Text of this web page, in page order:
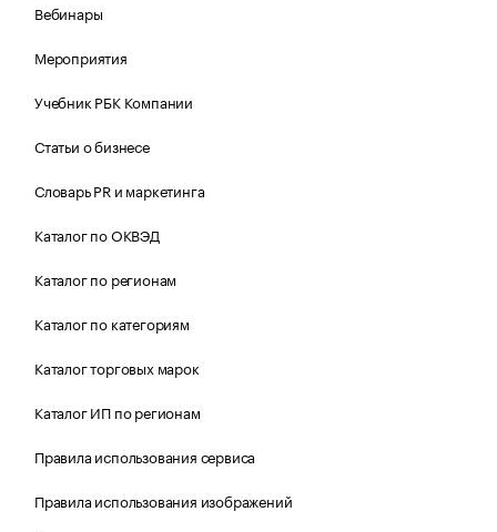
Вебинары
Мероприятия
Учебник РБК Компании
Статьи о бизнесе
Словарь PR и маркетинга
Каталог по ОКВЭД
Каталог по регионам
Каталог по категориям
Каталог торговых марок
Каталог ИП по регионам
Правила использования сервиса
Правила использования изображений